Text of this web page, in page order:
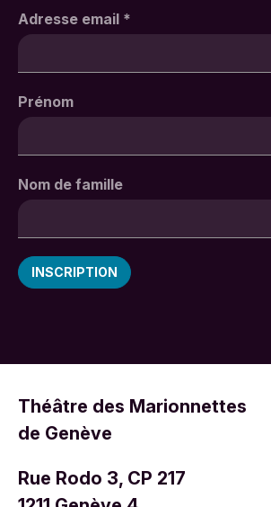
Adresse email *
Prénom
Nom de famille
Théâtre des Marionnettes
de Genève
Rue Rodo 3, CP 217